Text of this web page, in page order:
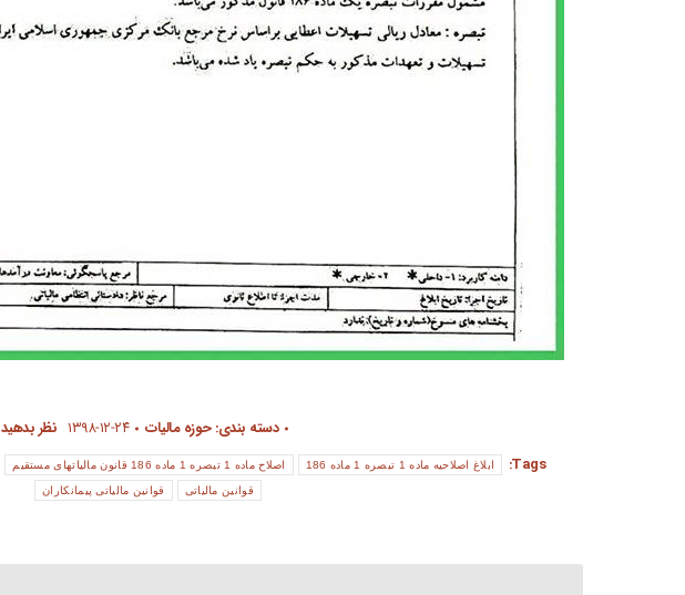
دسته بندی:حوزه مالیات ۱۳۹۸-۱۲-۲۴ نظر بدهید
Tags:
ابلاغ اصلاحیه ماده 1 تبصره 1 ماده 186 اصلاح ماده 1 تبصره 1 ماده 186 قانون مالیاتهای مستقیم
قوانین مالیاتی قوانین مالیاتی پیمانکاران